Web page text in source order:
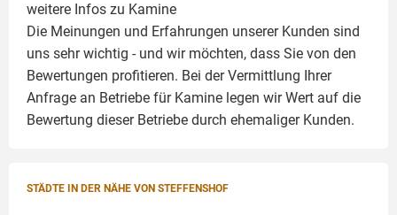
weitere Infos zu Kamine
Die Meinungen und Erfahrungen unserer Kunden sind
uns sehr wichtig - und wir möchten, dass Sie von den
Bewertungen profitieren. Bei der Vermittlung Ihrer
Anfrage an Betriebe für Kamine legen wir Wert auf die
Bewertung dieser Betriebe durch ehemaliger Kunden.
STÄDTE IN DER NÄHE VON STEFFENSHOF